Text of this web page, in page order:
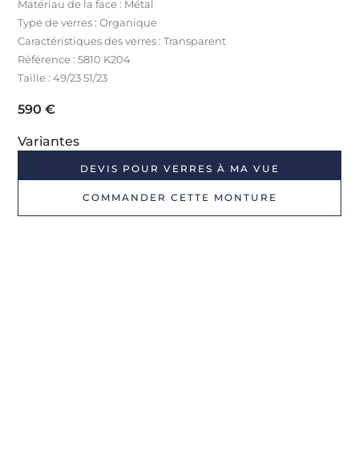
Matériau de la face : Métal
Type de verres : Organique
Caractéristiques des verres : Transparent
Référence : 5810 K204
Taille : 49/23 51/23
590€
Variantes
DEVIS POUR VERRES À MA VUE
COMMANDER CETTE MONTURE